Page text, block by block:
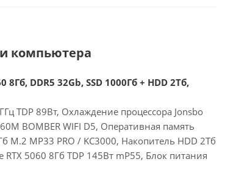
компьютера
DDR5 32Gb, SSD 1000Гб + HDD 2Тб,
TDP 89Вт, Охлаждение процессора Jonsbo
BOMBER WIFI D5, Оперативная память
M.2 MP33 PRO / KC3000, Накопитель HDD 2Тб
RTX 5060 8Гб TDP 145Вт mP55, Блок питания